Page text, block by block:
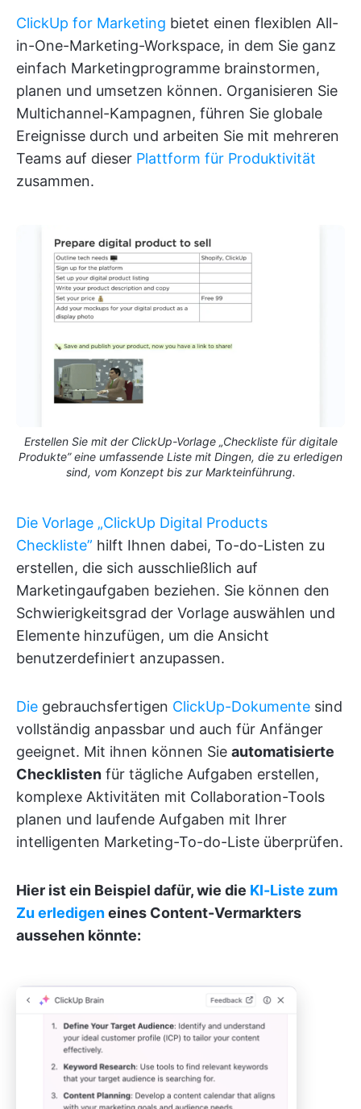
ClickUp for Marketing bietet einen flexiblen All-
in-One-Marketing-Workspace, in dem Sie ganz
einfach Marketingprogramme brainstormen,
planen und umsetzen können. Organisieren Sie
Multichannel-Kampagnen, führen Sie globale
Ereignisse durch und arbeiten Sie mit mehreren
Teams auf dieser Plattform für Produktivität
zusammen.
Erstellen Sie mit der ClickUp-Vorlage „Checkliste für digitale
Produkte” eine umfassende Liste mit Dingen, die zu erledigen
sind, vom Konzept bis zur Markteinführung.
Die Vorlage „ClickUp Digital Products
Checkliste” hilft Ihnen dabei, To-do-Listen zu
erstellen, die sich ausschließlich auf
Marketingaufgaben beziehen. Sie können den
Schwierigkeitsgrad der Vorlage auswählen und
Elemente hinzufügen, um die Ansicht
benutzerdefiniert anzupassen.
Die gebrauchsfertigen ClickUp-Dokumente sind
vollständig anpassbar und auch für Anfänger
geeignet. Mit ihnen können Sie automatisierte
Checklisten für tägliche Aufgaben erstellen,
komplexe Aktivitäten mit Collaboration-Tools
planen und laufende Aufgaben mit Ihrer
intelligenten Marketing-To-do-Liste überprüfen.
Hier ist ein Beispiel dafür, wie die KI-Liste zum
Zu erledigeneines Content-Vermarkters
aussehen könnte: